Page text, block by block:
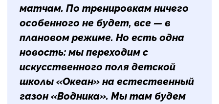
матчам. По тренировкам ничего
особенного не будет, все — в
плановом режиме. Но есть одна
новость: мы переходим с
искусственного поля детской
школы «Океан» на естественный
газон «Водника». Мы там будем